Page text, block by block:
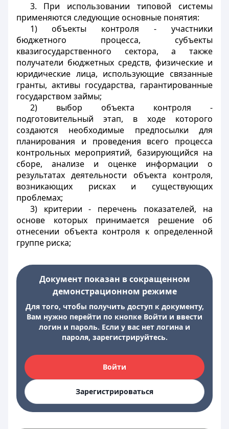
3. При использовании типовой системы
применяются следующие основные понятия:
1) объекты контроля - участники
бюджетного процесса, субъекты
квазигосударственного сектора, а также
получатели бюджетных средств, физические и
юридические лица, использующие связанные
гранты, активы государства, гарантированные
государством займы;
2) выбор объекта контроля -
подготовительный этап, в ходе которого
создаются необходимые предпосылки для
планирования и проведения всего процесса
контрольных мероприятий, базирующийся на
сборе, анализе и оценке информации о
результатах деятельности объекта контроля,
возникающих рисках и существующих
проблемах;
3) критерии - перечень показателей, на
основе которых принимается решение об
отнесении объекта контроля к определенной
группе риска;
Документ показан в сокращенном
демонстрационном режиме
Для того, чтобы получить доступ к документу,
Вам нужно перейти по кнопке Войти и ввести
логин и пароль. Если у вас нет логина и
пароля, зарегистрируйтесь.
Войти
Зарегистрироваться